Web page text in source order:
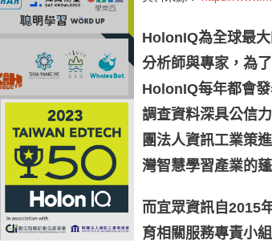
HolonIQ為全球最
分析師與專家，為
HolonIQ每年都會
調查資料深具公信
團法人資訊工業策
灣智慧學習產業的
而宜眾資訊自2015
育相關服務專責小